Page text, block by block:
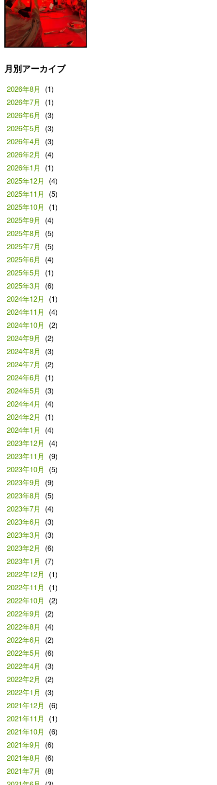
月別アーカイブ
2026年8月
(1)
2026年7月
(1)
2026年6月
(3)
2026年5月
(3)
2026年4月
(3)
2026年2月
(4)
2026年1月
(1)
2025年12月
(4)
2025年11月
(5)
2025年10月
(1)
2025年9月
(4)
2025年8月
(5)
2025年7月
(5)
2025年6月
(4)
2025年5月
(1)
2025年3月
(6)
2024年12月
(1)
2024年11月
(4)
2024年10月
(2)
2024年9月
(2)
2024年8月
(3)
2024年7月
(2)
2024年6月
(1)
2024年5月
(3)
2024年4月
(4)
2024年2月
(1)
2024年1月
(4)
2023年12月
(4)
2023年11月
(9)
2023年10月
(5)
2023年9月
(9)
2023年8月
(5)
2023年7月
(4)
2023年6月
(3)
2023年3月
(3)
2023年2月
(6)
2023年1月
(7)
2022年12月
(1)
2022年11月
(1)
2022年10月
(2)
2022年9月
(2)
2022年8月
(4)
2022年6月
(2)
2022年5月
(6)
2022年4月
(3)
2022年2月
(2)
2022年1月
(3)
2021年12月
(6)
2021年11月
(1)
2021年10月
(6)
2021年9月
(6)
2021年8月
(6)
2021年7月
(8)